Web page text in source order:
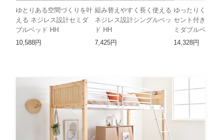
ゆとりある空間づくりを叶
える ネジレス設計セミダ
ブルベッド HH
10,588円
組み替えやすく長く使える
ネジレス設計シングルベッ
ド HH
7,425円
ゆったりくつろ
セント付きロー
ミダブルベッド
14,328円